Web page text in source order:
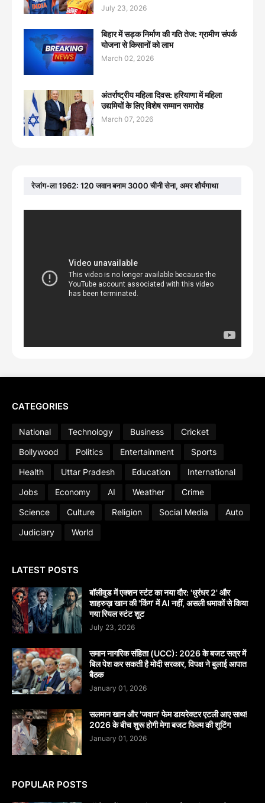
July 23, 2026
बिहार में सड़क निर्माण की गति तेज: ग्रामीण संपर्क
योजना से किसानों को लाभ
March 02, 2026
अंतर्राष्ट्रीय महिला दिवस: हरियाणा में महिला
उद्यमियों के लिए विशेष सम्मान समारोह
March 07, 2026
रेजांग-ला 1962: 120 जवान बनाम 3000 चीनी सेना, अमर शौर्यगाथा
CATEGORIES
National Technology Business
Cricket
Bollywood
Politics Entertainment
Sports
Health
Uttar Pradesh Education
International
Jobs
Economy AI Weather
Crime
Science
Culture Religion Social Media
Auto
Judiciary
World
LATEST POSTS
बॉलीवुड में एक्शन स्टंट का नया दौर: 'धुरंधर 2' और
शाहरुख़ खान की 'किंग' में AI नहीं, असली धमाकों से किया
गया रियल स्टंट शूट
July 23, 2026
समान नागरिक संहिता (UCC): 2026 के बजट सत्र में
बिल पेश कर सकती है मोदी सरकार, विपक्ष ने बुलाई आपात
बैठक
January 01, 2026
सलमान खान और 'जवान' फेम डायरेक्टर एटली आए साथ!
2026 के बीच शुरू होगी मेगा बजट फिल्म की शूटिंग
January 01, 2026
POPULAR POSTS